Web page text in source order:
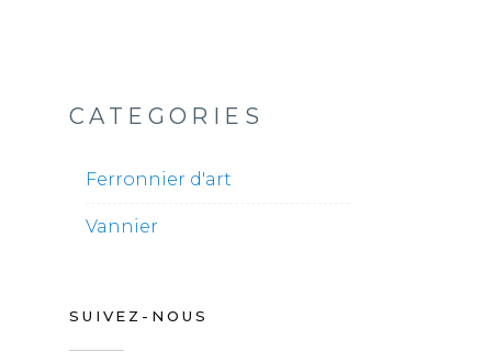
CATEGORIES
Ferronnier d'art
Vannier
SUIVEZ-NOUS